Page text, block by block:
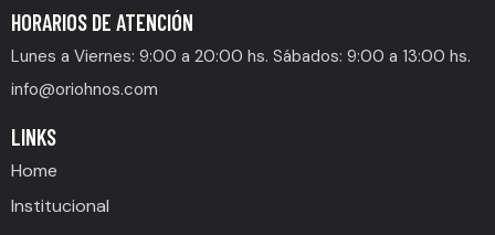
HORARIOS DE ATENCIÓN
Lunes a Viernes: 9:00 a 20:00 hs. Sábados: 9:00 a 13:00 hs.
info@oriohnos.com
LINKS
Home
Institucional